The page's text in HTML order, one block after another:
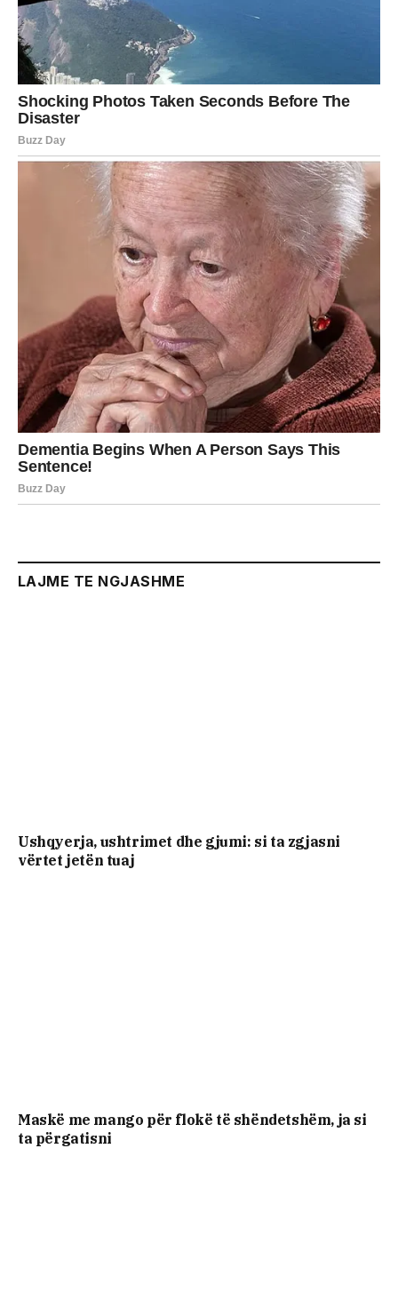
LAJME TE NGJASHME
Ushqyerja, ushtrimet dhe gjumi: si ta zgjasni
vërtet jetën tuaj
Maskë me mango për flokë të shëndetshëm, ja si
ta përgatisni